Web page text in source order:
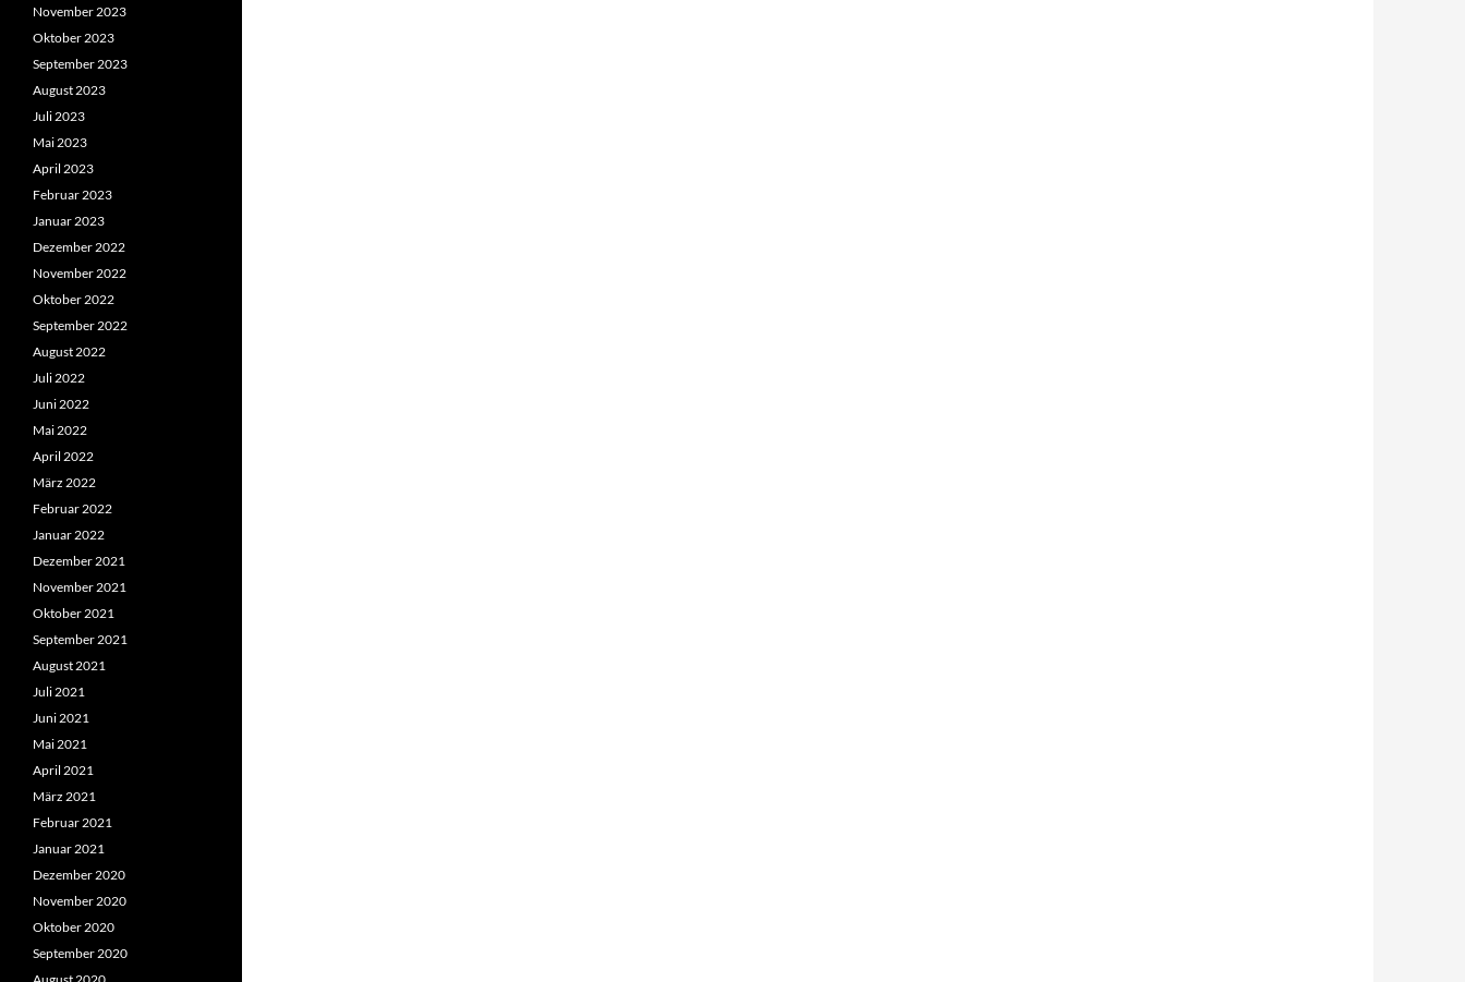
November 2023
Oktober 2023
September 2023
August 2023
Juli 2023
Mai 2023
April 2023
Februar 2023
Januar 2023
Dezember 2022
November 2022
Oktober 2022
September 2022
August 2022
Juli 2022
Juni 2022
Mai 2022
April 2022
März 2022
Februar 2022
Januar 2022
Dezember 2021
November 2021
Oktober 2021
September 2021
August 2021
Juli 2021
Juni 2021
Mai 2021
April 2021
März 2021
Februar 2021
Januar 2021
Dezember 2020
November 2020
Oktober 2020
September 2020